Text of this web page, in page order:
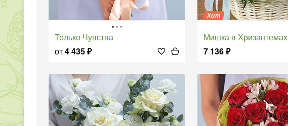
Только Чувства
от4 435₽
Хит
Мишка в Хризантемах
7 136₽